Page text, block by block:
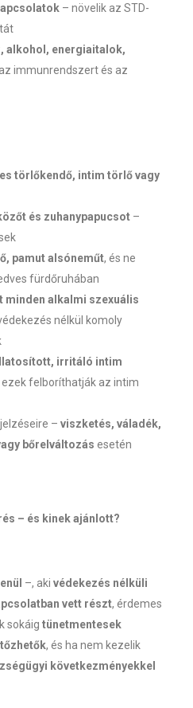
– növelik az STD-
alkohol, energiaitalok,
immunrendszert és az
törlőkendő, intim törlő vagy
és zuhanypapucsot –
pamut alsóneműt, és ne
fürdőruhában
minden alkalmi szexuális
nélkül komoly
irritáló intim
ezek felboríthatják az intim
– viszketés, váladék,
bőrelváltozás esetén
– és kinek ajánlott?
–, aki védekezés nélküli
vett részt, érdemes
sokáig tünetmentesek
, és ha nem kezelik
következményekkel